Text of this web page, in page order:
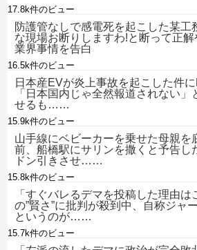
17.8k件のビュー
防護管なしで感電死を起こした某工
な現場お断りしますわ!と断って正
業界事情を告白
16.5k件のビュー
日本産EVが炎上事故を起こした件に
「日本国内じゃ全然報道されない
せるも……
15.9k件のビュー
山手線にベビーカーを乗せた母親を
前、船橋駅にサリンを撒くと予告
ドン引きさせ……
15.8k件のビュー
「すぐバレるデマを投稿した理由は
の”賢さ”に批判が殺到中、自称ジャ
というのが……
15.7k件のビュー